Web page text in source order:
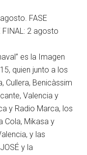
FASE
FINAL: 2 agosto
es la Imagen
quien junto a los
Cullera, Benicàssim
Valencia y
y Radio Marca, los
Cola, Mikasa y
y las
y la